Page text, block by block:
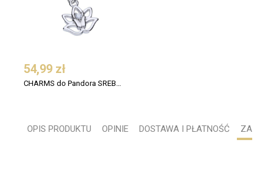
54,99 zł
OPIS PRODUKTU OPINIE DOSTAWA I PŁATNOŚĆ